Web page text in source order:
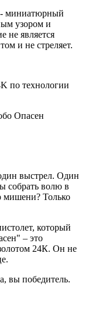
- миниатюрный
узором и
не является
и не стреляет.
по технологии
выстрел. Один
собрать волю в
мишени? Только
который
– это
24К. Он не
вы победитель.